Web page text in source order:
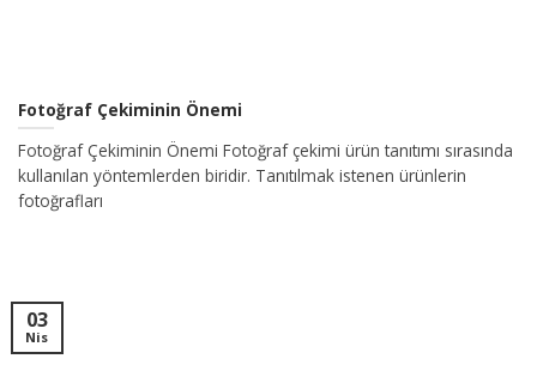
Fotoğraf Çekiminin Önemi
Fotoğraf Çekiminin Önemi Fotoğraf çekimi ürün tanıtımı sırasında
kullanılan yöntemlerden biridir. Tanıtılmak istenen ürünlerin
fotoğrafları
03
Nis